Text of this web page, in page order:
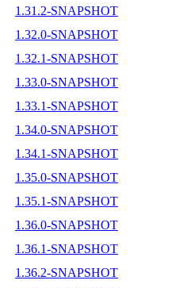
1.31.2-SNAPSHOT
1.32.0-SNAPSHOT
1.32.1-SNAPSHOT
1.33.0-SNAPSHOT
1.33.1-SNAPSHOT
1.34.0-SNAPSHOT
1.34.1-SNAPSHOT
1.35.0-SNAPSHOT
1.35.1-SNAPSHOT
1.36.0-SNAPSHOT
1.36.1-SNAPSHOT
1.36.2-SNAPSHOT